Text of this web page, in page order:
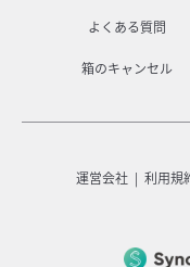
よくある質問
箱のキャンセル
運営会社 利用規